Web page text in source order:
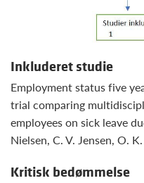
Inkluderet studie
Employment status five
trial comparing
employees on sick leave
Nielsen, C. V. Jensen, O.
Kritisk bedømmelse